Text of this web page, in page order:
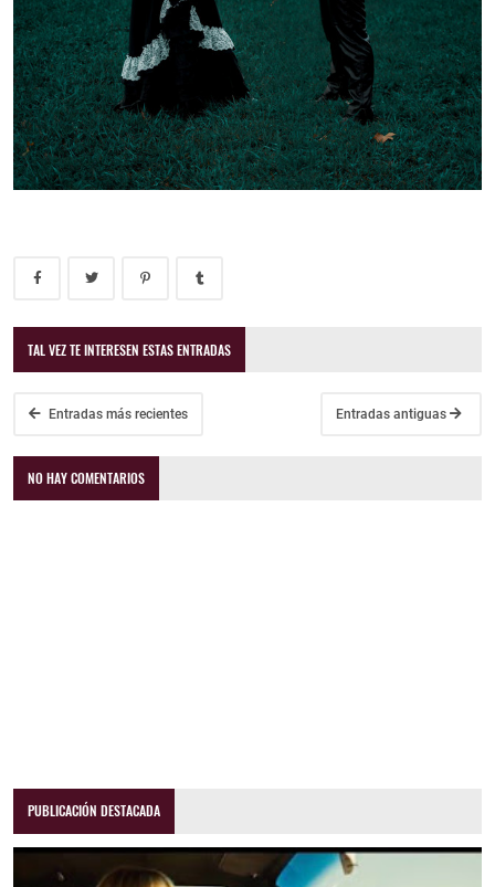
TAL VEZ TE INTERESEN ESTAS ENTRADAS
Entradas más recientes Entradas antiguas
NO HAY COMENTARIOS
PUBLICACIÓN DESTACADA